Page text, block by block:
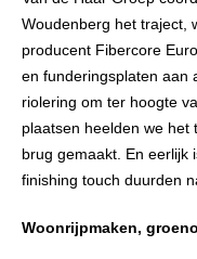
Woudenberg het traject,
producent Fibercore
en funderingsplaten aan
riolering om ter hoogte
plaatsen heelden we het
brug gemaakt. En eerlijk
finishing touch duurden
Woonrijpmaken,